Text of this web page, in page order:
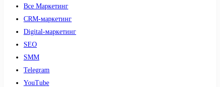
Все Маркетинг
CRM-маркетинг
Digital-маркетинг
SEO
SMM
Telegram
YouTube